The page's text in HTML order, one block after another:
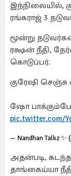
இந்நிலையில்,
ரங்கராஜ் 3
மூன்று
ரக்ஷன் நீதி,
கொடுப்பர்.
குரேஷி செஞ்சு
ஷோ
pic.twitter.com/
— Nandhan Talkz ✨
அதன்படி,
தாங்கைய்யா